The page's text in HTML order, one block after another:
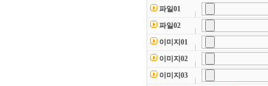
파일01
파일02
이미지01
이미지02
이미지03